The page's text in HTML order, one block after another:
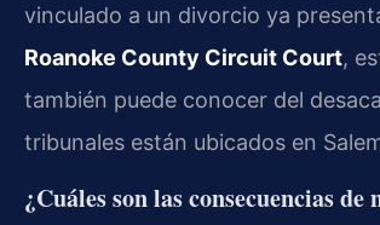
vinculado a un divorcio ya
Roanoke County Circuit Court,
también puede conocer del
tribunales están ubicados en
¿Cuáles son las consecuencias de